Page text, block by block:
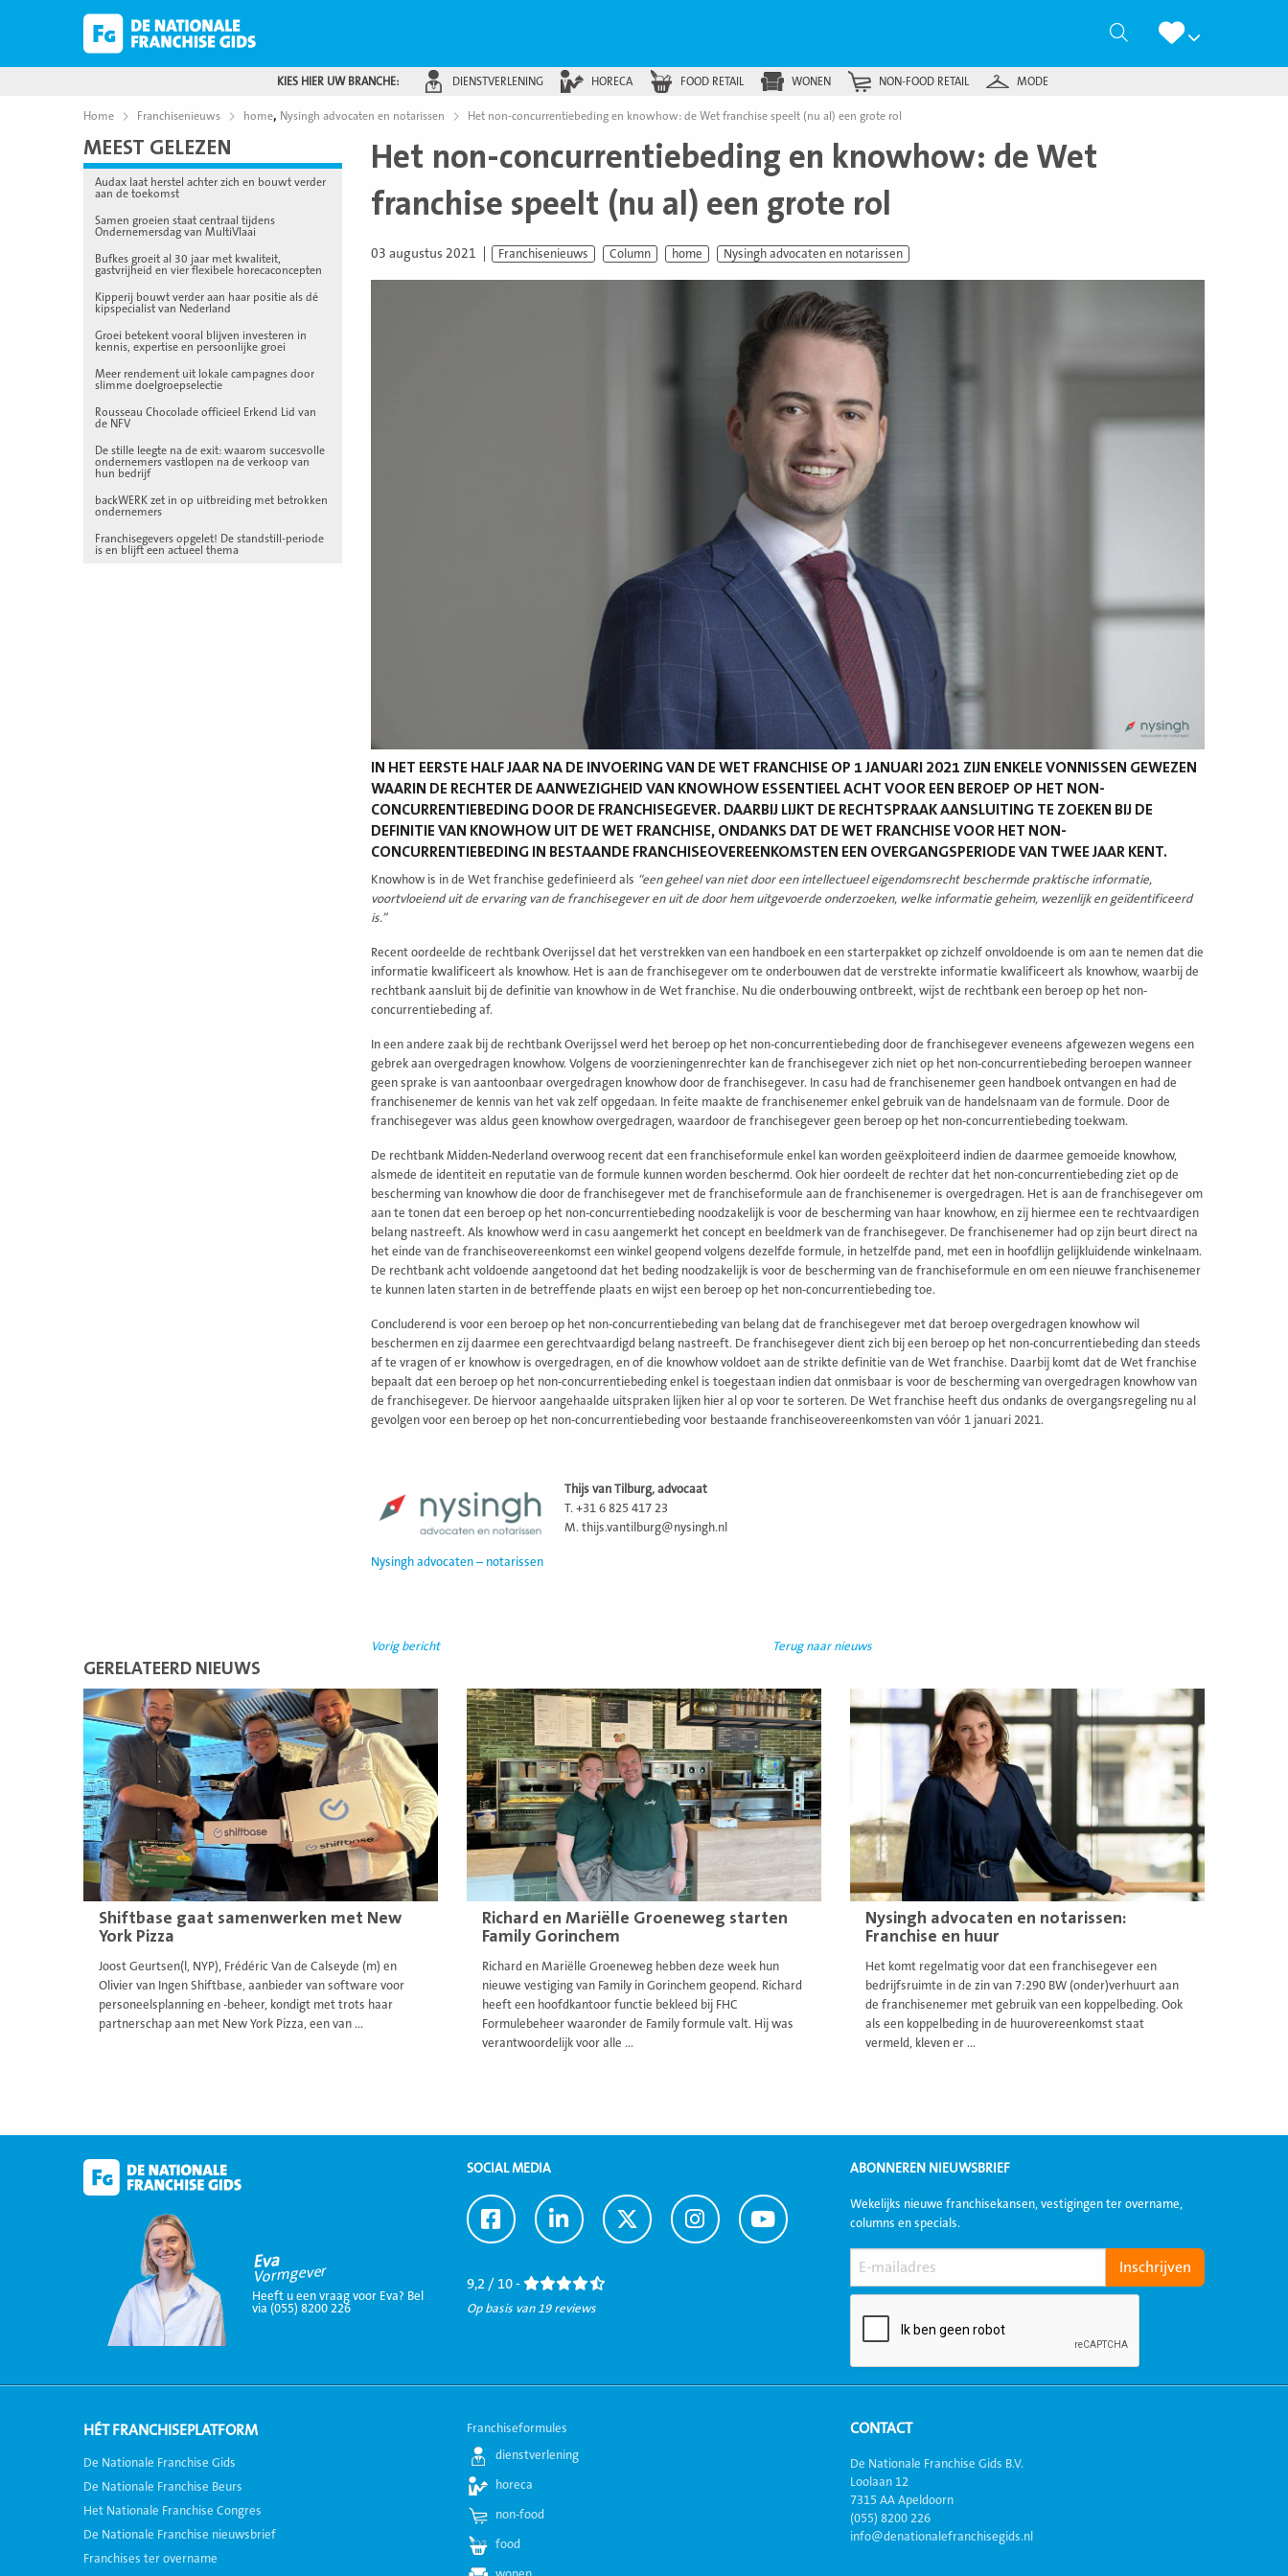
Zoeken
KIES HIER UW BRANCHE: DIENSTVERLENING HORECA FOOD RETAIL WONEN NON-FOOD RETAIL MODE
Home Franchisenieuws home, Nysingh advocaten en notarissen Het non-concurrentiebeding en knowhow: de Wet franchise speelt (nu al) een grote rol
MEEST GELEZEN
Audax laat herstel achter zich en bouwt verder
aan de toekomst
Samen groeien staat centraal tijdens
Ondernemersdag van MultiVlaai
Bufkes groeit al 30 jaar met kwaliteit,
gastvrijheid en vier flexibele horecaconcepten
Kipperij bouwt verder aan haar positie als dé
kipspecialist van Nederland
Groei betekent vooral blijven investeren in
kennis, expertise en persoonlijke groei
Meer rendement uit lokale campagnes door
slimme doelgroepselectie
Rousseau Chocolade officieel Erkend Lid van
de NFV
De stille leegte na de exit: waarom succesvolle
ondernemers vastlopen na de verkoop van
hun bedrijf
backWERK zet in op uitbreiding met betrokken
ondernemers
Franchisegevers opgelet! De standstill-periode
is en blijft een actueel thema
Het non-concurrentiebeding en knowhow: de Wet
franchise speelt (nu al) een grote rol
03 augustus 2021 Franchisenieuws Column home Nysingh advocaten en notarissen
IN HET EERSTE HALF JAAR NA DE INVOERING VAN DE WET FRANCHISE OP 1 JANUARI 2021 ZIJN ENKELE VONNISSEN GEWEZEN
WAARIN DE RECHTER DE AANWEZIGHEID VAN KNOWHOW ESSENTIEEL ACHT VOOR EEN BEROEP OP HET NON-
CONCURRENTIEBEDING DOOR DE FRANCHISEGEVER. DAARBIJ LIJKT DE RECHTSPRAAK AANSLUITING TE ZOEKEN BIJ DE
DEFINITIE VAN KNOWHOW UIT DE WET FRANCHISE, ONDANKS DAT DE WET FRANCHISE VOOR HET NON-
CONCURRENTIEBEDING IN BESTAANDE FRANCHISEOVEREENKOMSTEN EEN OVERGANGSPERIODE VAN TWEE JAAR KENT.
Knowhow is in de Wet franchise gedefinieerd als “een geheel van niet door een intellectueel eigendomsrecht beschermde praktische informatie,
voortvloeiend uit de ervaring van de franchisegever en uit de door hem uitgevoerde onderzoeken, welke informatie geheim, wezenlijk en geïdentificeerd
is.”
Recent oordeelde de rechtbank Overijssel dat het verstrekken van een handboek en een starterpakket op zichzelf onvoldoende is om aan te nemen dat die
informatie kwalificeert als knowhow. Het is aan de franchisegever om te onderbouwen dat de verstrekte informatie kwalificeert als knowhow, waarbij de
rechtbank aansluit bij de definitie van knowhow in de Wet franchise. Nu die onderbouwing ontbreekt, wijst de rechtbank een beroep op het non-
concurrentiebeding af.
In een andere zaak bij de rechtbank Overijssel werd het beroep op het non-concurrentiebeding door de franchisegever eveneens afgewezen wegens een
gebrek aan overgedragen knowhow. Volgens de voorzieningenrechter kan de franchisegever zich niet op het non-concurrentiebeding beroepen wanneer
geen sprake is van aantoonbaar overgedragen knowhow door de franchisegever. In casu had de franchisenemer geen handboek ontvangen en had de
franchisenemer de kennis van het vak zelf opgedaan. In feite maakte de franchisenemer enkel gebruik van de handelsnaam van de formule. Door de
franchisegever was aldus geen knowhow overgedragen, waardoor de franchisegever geen beroep op het non-concurrentiebeding toekwam.
De rechtbank Midden-Nederland overwoog recent dat een franchiseformule enkel kan worden geëxploiteerd indien de daarmee gemoeide knowhow,
alsmede de identiteit en reputatie van de formule kunnen worden beschermd. Ook hier oordeelt de rechter dat het non-concurrentiebeding ziet op de
bescherming van knowhow die door de franchisegever met de franchiseformule aan de franchisenemer is overgedragen. Het is aan de franchisegever om
aan te tonen dat een beroep op het non-concurrentiebeding noodzakelijk is voor de bescherming van haar knowhow, en zij hiermee een te rechtvaardigen
belang nastreeft. Als knowhow werd in casu aangemerkt het concept en beeldmerk van de franchisegever. De franchisenemer had op zijn beurt direct na
het einde van de franchiseovereenkomst een winkel geopend volgens dezelfde formule, in hetzelfde pand, met een in hoofdlijn gelijkluidende winkelnaam.
De rechtbank acht voldoende aangetoond dat het beding noodzakelijk is voor de bescherming van de franchiseformule en om een nieuwe franchisenemer
te kunnen laten starten in de betreffende plaats en wijst een beroep op het non-concurrentiebeding toe.
Concluderend is voor een beroep op het non-concurrentiebeding van belang dat de franchisegever met dat beroep overgedragen knowhow wil
beschermen en zij daarmee een gerechtvaardigd belang nastreeft. De franchisegever dient zich bij een beroep op het non-concurrentiebeding dan steeds
af te vragen of er knowhow is overgedragen, en of die knowhow voldoet aan de strikte definitie van de Wet franchise. Daarbij komt dat de Wet franchise
bepaalt dat een beroep op het non-concurrentiebeding enkel is toegestaan indien dat onmisbaar is voor de bescherming van overgedragen knowhow van
de franchisegever. De hiervoor aangehaalde uitspraken lijken hier al op voor te sorteren. De Wet franchise heeft dus ondanks de overgangsregeling nu al
gevolgen voor een beroep op het non-concurrentiebeding voor bestaande franchiseovereenkomsten van vóór 1 januari 2021.
Thijs van Tilburg, advocaat
T. +31 6 825 417 23
M. thijs.vantilburg@nysingh.nl
Nysingh advocaten – notarissen
Vorig bericht Terug naar nieuws
GERELATEERD NIEUWS
Shiftbase gaat samenwerken met New
York Pizza
Joost Geurtsen(l, NYP), Frédéric Van de Calseyde (m) en
Olivier van Ingen Shiftbase, aanbieder van software voor
personeelsplanning en -beheer, kondigt met trots haar
partnerschap aan met New York Pizza, een van ...
Lees
meer
Richard en Mariëlle Groeneweg starten
Family Gorinchem
Richard en Mariëlle Groeneweg hebben deze week hun
nieuwe vestiging van Family in Gorinchem geopend. Richard
heeft een hoofdkantoor functie bekleed bij FHC
Formulebeheer waaronder de Family formule valt. Hij was
verantwoordelijk voor alle ...
Lees
meer
Nysingh advocaten en notarissen:
Franchise en huur
Het komt regelmatig voor dat een franchisegever een
bedrijfsruimte in de zin van 7:290 BW (onder)verhuurt aan
de franchisenemer met gebruik van een koppelbeding. Ook
als een koppelbeding in de huurovereenkomst staat
vermeld, kleven er ...
Lees
meer
Eva
Vormgever
Heeft u een vraag voor Eva? Bel
via (055) 8200 226
SOCIAL MEDIA
Ga
naar
Ga
naar
Ga
naar
Ga
naar
Ga
naar
9,2 / 10 -
Op basis van 19 reviews
ABONNEREN NIEUWSBRIEF
Wekelijks nieuwe franchisekansen, vestigingen ter overname,
columns en specials.
HÉT FRANCHISEPLATFORM
De Nationale Franchise Gids
De Nationale Franchise Beurs
Het Nationale Franchise Congres
De Nationale Franchise nieuwsbrief
Franchises ter overname
Franchiseformules
dienstverlening
horeca
non-food
food
CONTACT
De Nationale Franchise Gids B.V.
Loolaan 12
7315 AA Apeldoorn
(055) 8200 226
info@denationalefranchisegids.nl